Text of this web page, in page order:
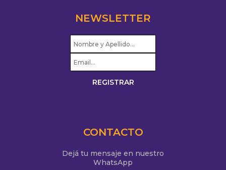
NEWSLETTER
CONTACTO
Dejá tu mensaje en nuestro
WhatsApp